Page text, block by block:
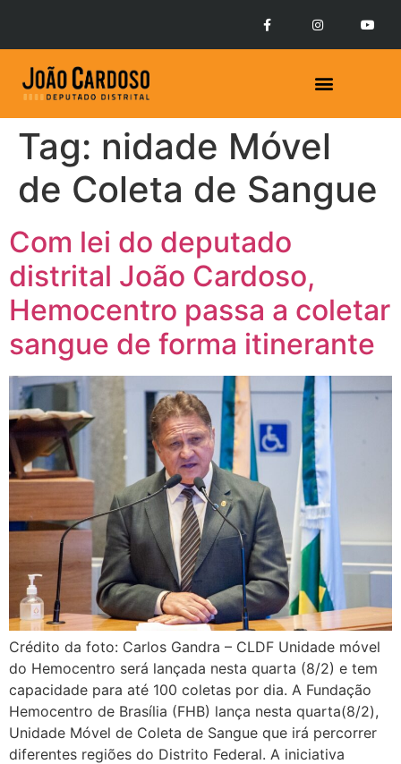
Tag: nidade Móvel
de Coleta de Sangue
Com lei do deputado
distrital João Cardoso,
Hemocentro passa a coletar
sangue de forma itinerante
Crédito da foto: Carlos Gandra – CLDF Unidade móvel
do Hemocentro será lançada nesta quarta (8/2) e tem
capacidade para até 100 coletas por dia. A Fundação
Hemocentro de Brasília (FHB) lança nesta quarta(8/2),
Unidade Móvel de Coleta de Sangue que irá percorrer
diferentes regiões do Distrito Federal. A iniciativa